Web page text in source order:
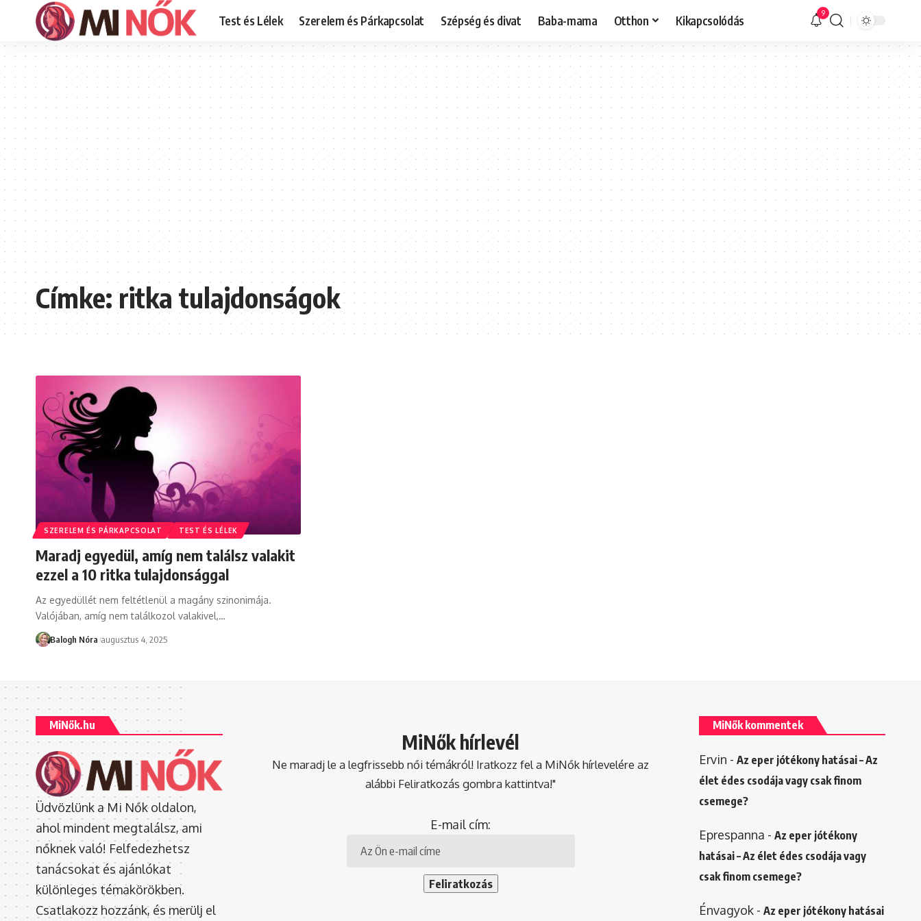
Test és Lélek Szerelem és Párkapcsolat Szépség és divat Baba-mama Otthon Kikapcsolódás 9
Címke:ritka tulajdonságok
SZERELEM ÉS PÁRKAPCSOLAT TEST ÉS LÉLEK
Maradj egyedül, amíg nem találsz valakit
ezzel a 10 ritka tulajdonsággal
Az egyedüllét nem feltétlenül a magány szinonimája.
Valójában, amíg nem találkozol valakivel,…
Balogh Nóra augusztus 4, 2025
MiNők.hu
Üdvözlünk a Mi Nők oldalon,
ahol mindent megtalálsz, ami
nőknek való! Felfedezhetsz
tanácsokat és ajánlókat
különleges témakörökben.
Csatlakozz hozzánk, és merülj el
MiNők hírlevél
Ne maradj le a legfrissebb női témákról! Iratkozz fel a MiNők hírlevelére az
alábbi Feliratkozás gombra kattintva!"
E-mail cím:
MiNők kommentek
Ervin - Az eper jótékony hatásai – Az
élet édes csodája vagy csak finom
csemege?
Eprespanna - Az eper jótékony
hatásai – Az élet édes csodája vagy
csak finom csemege?
Énvagyok- Az eper jótékony hatásai